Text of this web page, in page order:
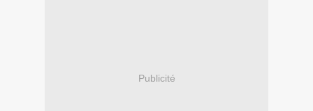
Publicité